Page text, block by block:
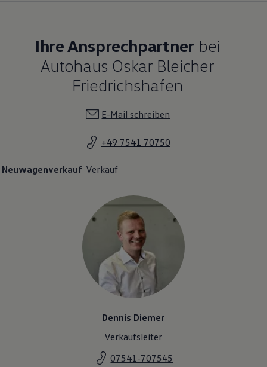
Ihre Ansprechpartner bei
Autohaus Oskar Bleicher
Friedrichshafen
E-Mail schreiben
+49 7541 70750
Neuwagenverkauf Verkauf
Dennis Diemer
Verkaufsleiter
07541-707545